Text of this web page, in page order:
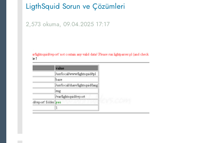
LigthSquid Sorun ve Çözümleri
2,573 okuma, 09.04.2025 17:17